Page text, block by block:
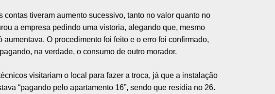
contas tiveram aumento sucessivo, tanto no valor quanto no
a empresa pedindo uma vistoria, alegando que, mesmo
O procedimento foi feito e o erro foi confirmado,
na verdade, o consumo de outro morador.
visitariam o local para fazer a troca, já que a instalação
“pagando pelo apartamento 16”, sendo que residia no 26.